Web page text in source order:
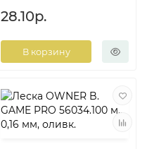
28.10р.
В корзину